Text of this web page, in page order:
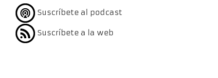
Suscríbete al podcast
Suscríbete a la web